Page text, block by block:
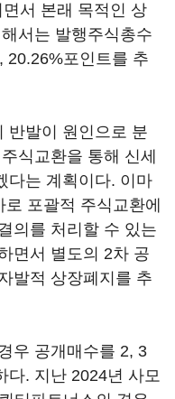
서 본래 목적인 상
서는 발행주식총수
20.26%포인트를 추
반발이 원인으로 분
식교환을 통해 신세
다는 계획이다. 이마
포괄적 주식교환에
의를 처리할 수 있는
면서 별도의 2차 공
발적 상장폐지를 추
우 공개매수를 2, 3
다. 지난 2024년 사모